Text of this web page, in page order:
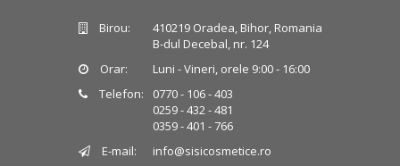
Birou:
410219 Oradea, Bihor, Romania
B-dul Decebal, nr. 124
Orar:
Luni - Vineri, orele 9:00 - 16:00
Telefon:
0770 - 106 - 403
0259 - 432 - 481
0359 - 401 - 766
E-mail:
info@sisicosmetice.ro